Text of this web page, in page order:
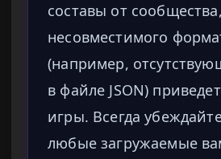
составы от
несовместимого
(например,
в файле JSON)
игры. Всегда
любые загружаемые